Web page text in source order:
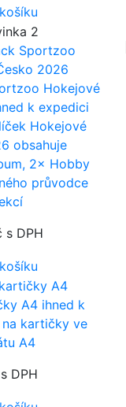
Hokejové
k expedici
Hokejové
obsahuje
2× Hobby
průvodce
s DPH
A4 ihned k
na kartičky ve
A4
s DPH